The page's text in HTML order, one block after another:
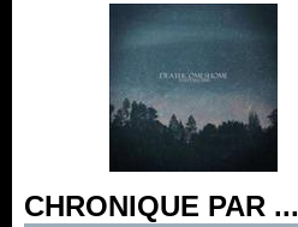
CHRONIQUE PAR ...